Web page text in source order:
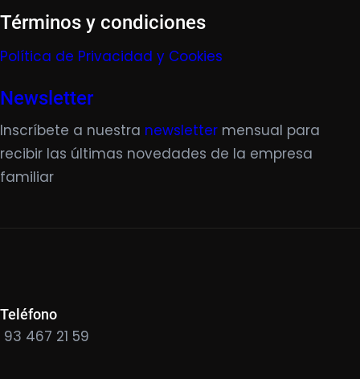
Términos y condiciones
Política de Privacidad y Cookies
Newsletter
Inscríbete a nuestra newsletter mensual para
recibir las últimas novedades de la empresa
familiar
Teléfono
93 467 21 59